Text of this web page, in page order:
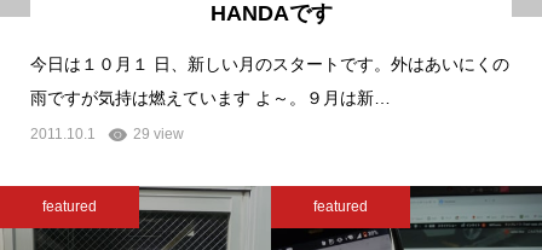
HANDAです
今日は１０月１ 日、新しい月のスタートです。外はあいにくの
雨ですが気持は燃えています よ～。９月は新…
2011.10.1 29 view
featured featured